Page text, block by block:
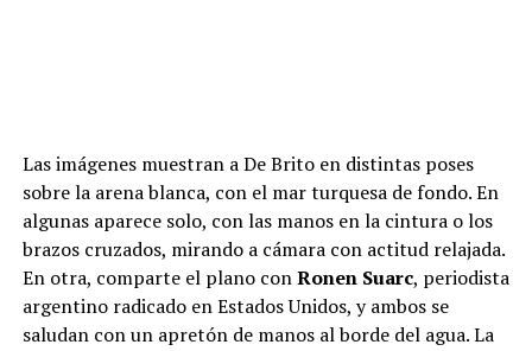
Las imágenes muestran a De Brito en distintas poses
sobre la arena blanca, con el mar turquesa de fondo. En
algunas aparece solo, con las manos en la cintura o los
brazos cruzados, mirando a cámara con actitud relajada.
En otra, comparte el plano conRonen Suarc, periodista
argentino radicado en Estados Unidos, y ambos se
saludan con un apretón de manos al borde del agua. La